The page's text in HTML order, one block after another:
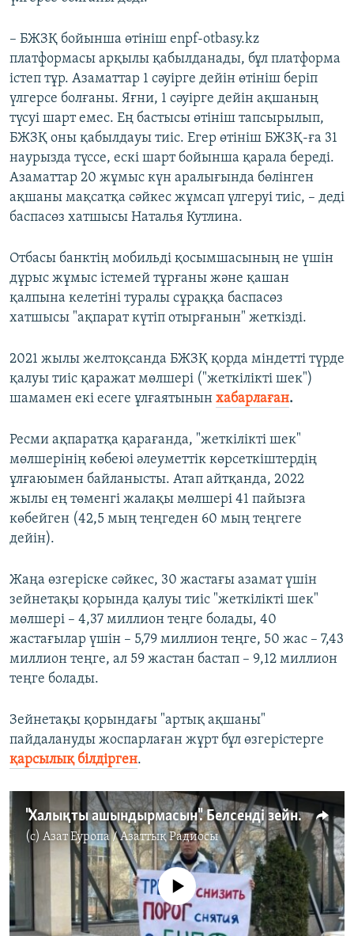
– БЖЗҚ бойынша өтініш enpf-otbasy.kz
платформасы арқылы қабылданады, бұл платформа
істеп тұр. Азаматтар 1 сәуірге дейін өтініш беріп
үлгерсе болғаны. Яғни, 1 сәуірге дейін ақшаның
түсуі шарт емес. Ең бастысы өтініш тапсырылып,
БЖЗҚ оны қабылдауы тиіс. Егер өтініш БЖЗҚ-ға 31
наурызда түссе, ескі шарт бойынша қарала береді.
Азаматтар 20 жұмыс күн аралығында бөлінген
ақшаны мақсатқа сәйкес жұмсап үлгеруі тиіс, – деді
баспасөз хатшысы Наталья Кутлина.
Отбасы банктің мобильді қосымшасының не үшін
дұрыс жұмыс істемей тұрғаны және қашан
қалпына келетіні туралы сұраққа баспасөз
хатшысы "ақпарат күтіп отырғанын" жеткізді.
2021 жылы желтоқсанда БЖЗҚ қорда міндетті түрде
қалуы тиіс қаражат мөлшері ("жеткілікті шек")
шамамен екі есеге ұлғаятынын хабарлаған.
Ресми ақпаратқа қарағанда, "жеткілікті шек"
мөлшерінің көбеюі әлеуметтік көрсеткіштердің
ұлғаюымен байланысты. Атап айтқанда, 2022
жылы ең төменгі жалақы мөлшері 41 пайызға
көбейген (42,5 мың теңгеден 60 мың теңгеге
дейін).
Жаңа өзгеріске сәйкес, 30 жастағы азамат үшін
зейнетақы қорында қалуы тиіс "жеткілікті шек"
мөлшері – 4,37 миллион теңге болады, 40
жастағылар үшін – 5,79 миллион теңге, 50 жас – 7,43
миллион теңге, ал 59 жастан бастап – 9,12 миллион
теңге болады.
Зейнетақы қорындағы "артық ақшаны"
пайдалануды жоспарлаған жұрт бұл өзгерістерге
қарсылық білдірген.
"Халықты ашындырмасын". Белсенді зейнетақы жинағын алу талабының өзгеруіне наразы
(c) Азат Еуропа / Азаттық Радиосы
No media source currently available